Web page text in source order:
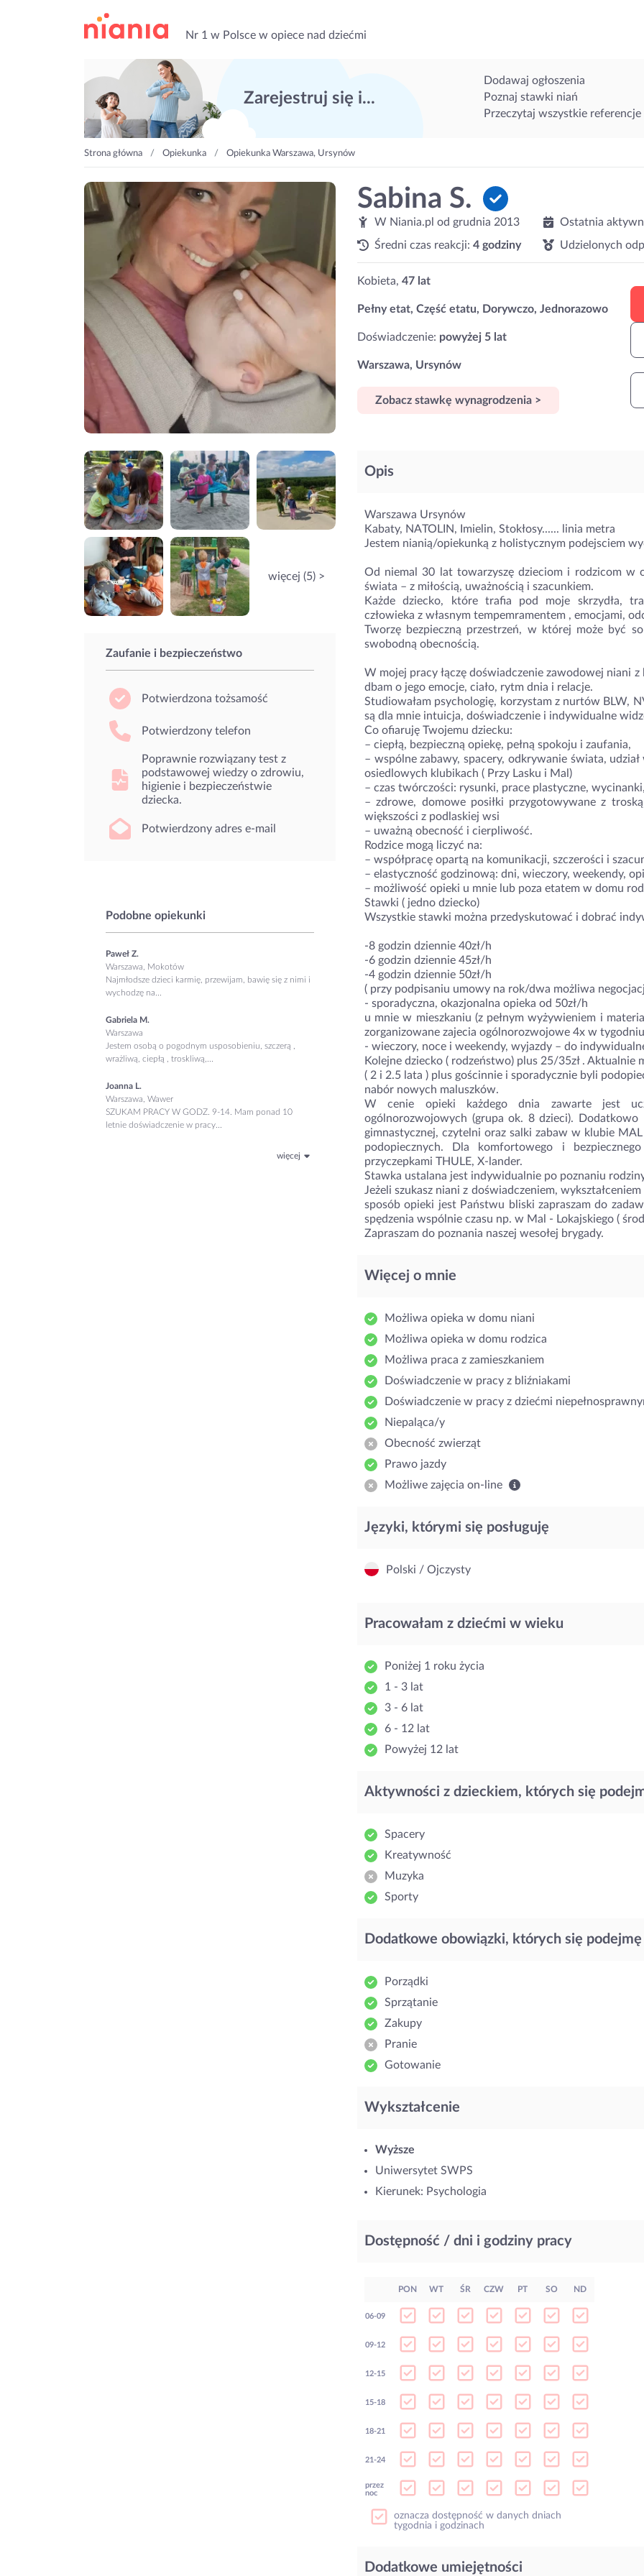
Nr 1 w Polsce w opiece nad dziećmi
Zarejestruj się i...
Dodawaj ogłoszenia
Poznaj stawki niań
Przeczytaj wszystkie referencje
Strona główna Opiekunka Opiekunka Warszawa, Ursynów
Sabina S.
W Niania.pl od grudnia 2013
Średni czas reakcji: 4 godziny
Ostatnia
Udzielonych
Kobieta, 47 lat
Pełny etat, Część etatu, Dorywczo, Jednorazowo
Doświadczenie: powyżej 5 lat
Warszawa, Ursynów
Zobacz stawkę wynagrodzenia >
więcej (5) >
Zaufanie i bezpieczeństwo
Potwierdzona tożsamość
Potwierdzony telefon
Poprawnie rozwiązany test z
podstawowej wiedzy o zdrowiu,
higienie i bezpieczeństwie
dziecka.
Potwierdzony adres e-mail
Podobne opiekunki
Paweł Z.
Warszawa, Mokotów
Najmłodsze dzieci karmię, przewijam, bawię się z nimi i
wychodzę na...
Gabriela M.
Warszawa
Jestem osobą o pogodnym usposobieniu, szczerą ,
wrażliwą, ciepłą , troskliwą,...
Joanna L.
Warszawa, Wawer
SZUKAM PRACY W GODZ. 9-14. Mam ponad 10
letnie doświadczenie w pracy...
więcej
Opis
Warszawa Ursynów
Kabaty, NATOLIN, Imielin, Stokłosy...... linia metra
Jestem nianią/opiekunką z holistycznym podejsciem
Od niemal 30 lat towarzyszę dzieciom i rodzicom w
świata – z miłością, uważnością i szacunkiem.
Każde dziecko, które trafia pod moje skrzydła,
człowieka z własnym tempemramentem , emocjami,
Tworzę bezpieczną przestrzeń, w której może być
swobodną obecnością.
W mojej pracy łączę doświadczenie zawodowej niani
dbam o jego emocje, ciało, rytm dnia i relacje.
Studiowałam psychologię, korzystam z nurtów BLW,
są dla mnie intuicja, doświadczenie i indywidualne
Co ofiaruję Twojemu dziecku:
– ciepłą, bezpieczną opiekę, pełną spokoju i zaufania,
– wspólne zabawy, spacery, odkrywanie świata,
osiedlowych klubikach ( Przy Lasku i Mal)
– czas twórczości: rysunki, prace plastyczne,
– zdrowe, domowe posiłki przygotowywane z
większości z podlaskiej wsi
– uważną obecność i cierpliwość.
Rodzice mogą liczyć na:
– współpracę opartą na komunikacji, szczerości i
– elastyczność godzinową: dni, wieczory, weekendy,
– możliwość opieki u mnie lub poza etatem w domu
Stawki ( jedno dziecko)
Wszystkie stawki można przedyskutować i dobrać
-8 godzin dziennie 40zł/h
-6 godzin dziennie 45zł/h
-4 godzin dziennie 50zł/h
( przy podpisaniu umowy na rok/dwa możliwa
- sporadyczna, okazjonalna opieka od 50zł/h
u mnie w mieszkaniu (z pełnym wyżywieniem i
zorganizowane zajecia ogólnorozwojowe 4x w tygodniu
- wieczory, noce i weekendy, wyjazdy – do
Kolejne dziecko ( rodzeństwo) plus 25/35zł . Aktualnie
( 2 i 2.5 lata ) plus gościnnie i sporadycznie byli
nabór nowych maluszków.
W cenie opieki każdego dnia zawarte jest
ogólnorozwojowych (grupa ok. 8 dzieci).
gimnastycznej, czytelni oraz salki zabaw w klubie
podopiecznych. Dla komfortowego i
przyczepkami THULE, X-lander.
Stawka ustalana jest indywidualnie po poznaniu
Jeżeli szukasz niani z doświadczeniem,
sposób opieki jest Państwu bliski zapraszam do
spędzenia wspólnie czasu np. w Mal - Lokajskiego (
Zapraszam do poznania naszej wesołej brygady.
Więcej o mnie
Możliwa opieka w domu niani
Możliwa opieka w domu rodzica
Możliwa praca z zamieszkaniem
Doświadczenie w pracy z bliźniakami
Doświadczenie w pracy z dziećmi
Niepaląca/y
Obecność zwierząt
Prawo jazdy
Możliwe zajęcia on-line
Języki, którymi się posługuję
Polski / Ojczysty
Pracowałam z dziećmi w wieku
Poniżej 1 roku życia
1 - 3 lat
3 - 6 lat
6 - 12 lat
Powyżej 12 lat
Aktywności z dzieckiem, których się
Spacery
Kreatywność
Muzyka
Sporty
Dodatkowe obowiązki, których się podejmę
Porządki
Sprzątanie
Zakupy
Pranie
Gotowanie
Wykształcenie
Wyższe
Uniwersytet SWPS
Kierunek: Psychologia
Dostępność / dni i godziny pracy
PON WT ŚR CZW PT SO ND
06-09
09-12
12-15
15-18
18-21
21-24
przez
noc
oznacza dostępność w danych dniach
tygodnia i godzinach
Dodatkowe umiejętności